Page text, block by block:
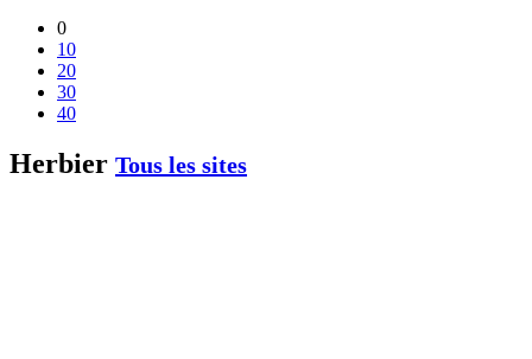
0
10
20
30
40
Herbier Tous les sites